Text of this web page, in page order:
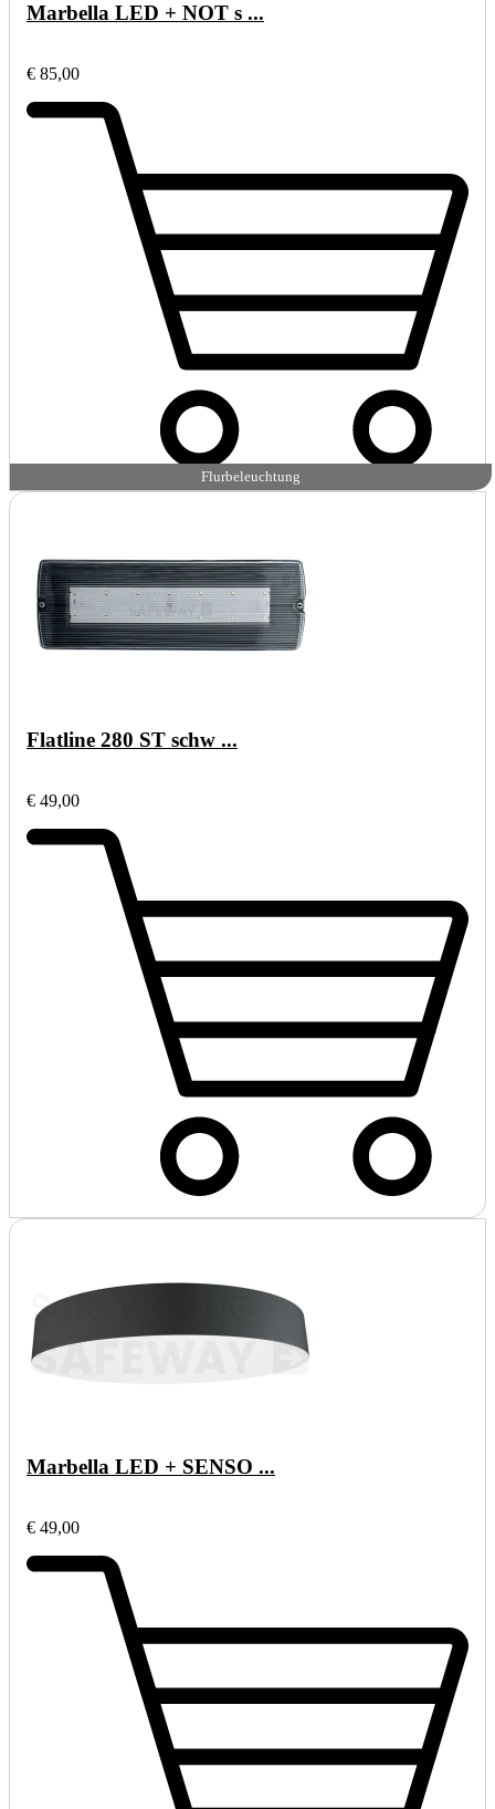
Marbella LED + NOT s ...
€ 85,00
Flurbeleuchtung
Flatline 280 ST schw ...
€ 49,00
Marbella LED + SENSO ...
€ 49,00